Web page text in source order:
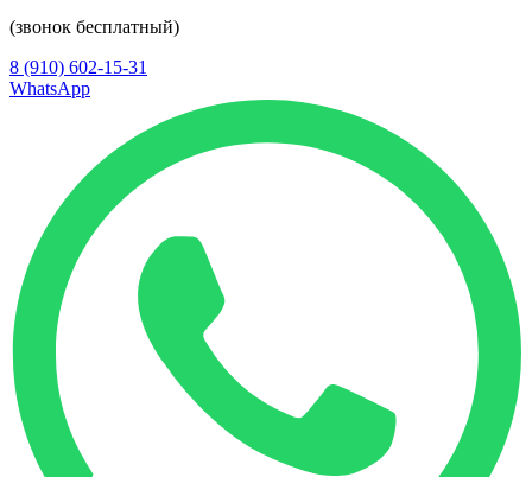
(звонок бесплатный)
8 (910) 602-15-31
WhatsApp